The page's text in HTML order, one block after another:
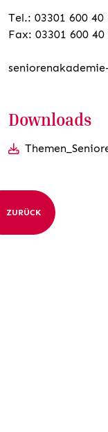
Tel.: 03301 600 40
Fax: 03301 600 40
Downloads
ZURÜCK